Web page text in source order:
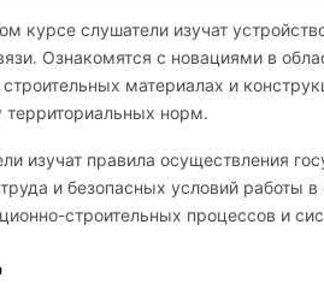
курсе слушатели изучат
Ознакомятся с новациями в
материалах и
территориальных норм.
изучат правила осуществления
и безопасных условий работы
строительных процессов и